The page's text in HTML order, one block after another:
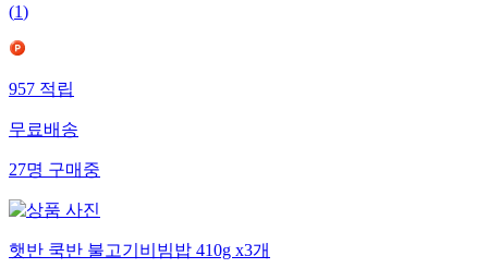
(1)
957적립
무료배송
27명구매중
햇반 쿡반 불고기비빔밥 410g x3개